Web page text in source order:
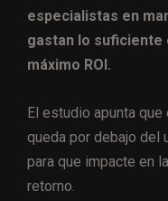
especialistas en
gastan lo suficiente
máximo ROI.
El estudio apunta
queda por debajo del
para que impacte en
retorno.